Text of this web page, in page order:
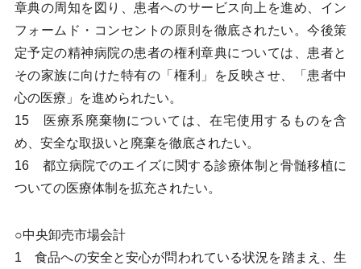
章典の周知を図り、患者へのサービス向上を進め、イン
フォームド・コンセントの原則を徹底されたい。今後策
定予定の精神病院の患者の権利章典については、患者と
その家族に向けた特有の「権利」を反映させ、「患者中
心の医療」を進められたい。
15 医療系廃棄物については、在宅使用するものを含
め、安全な取扱いと廃棄を徹底されたい。
16 都立病院でのエイズに関する診療体制と骨髄移植に
ついての医療体制を拡充されたい。
○中央卸売市場会計
1 食品への安全と安心が問われている状況を踏まえ、生